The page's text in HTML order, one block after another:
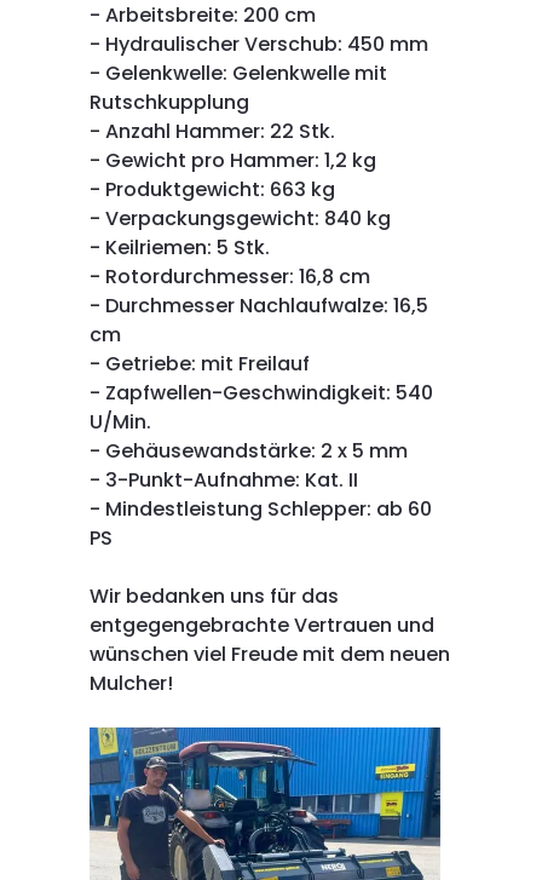
- Arbeitsbreite: 200 cm
- Hydraulischer Verschub: 450 mm
- Gelenkwelle: Gelenkwelle mit
Rutschkupplung
- Anzahl Hammer: 22 Stk.
- Gewicht pro Hammer: 1,2 kg
- Produktgewicht: 663 kg
- Verpackungsgewicht: 840 kg
- Keilriemen: 5 Stk.
- Rotordurchmesser: 16,8 cm
- Durchmesser Nachlaufwalze: 16,5
cm
- Getriebe: mit Freilauf
- Zapfwellen-Geschwindigkeit: 540
U/Min.
- Gehäusewandstärke: 2 x 5 mm
- 3-Punkt-Aufnahme: Kat. II
- Mindestleistung Schlepper: ab 60
PS
Wir bedanken uns für das
entgegengebrachte Vertrauen und
wünschen viel Freude mit dem neuen
Mulcher!